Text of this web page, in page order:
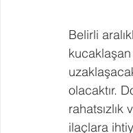
Belirli
olacaktır.
ilaçlara